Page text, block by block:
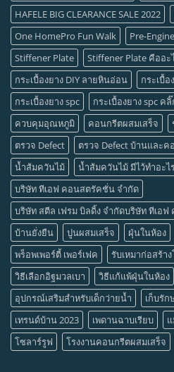
HAFELE BIG CLEARANCE SALE 2022
One HomePro Fun Walk
Pre-
Stiffener Plate
Stiffener Plate คืออะ
กระเบื้องยาง DIY ลายหินอ่อน
กระเบื้อ
กระเบื้องยาง spc
กระเบื้องยาง spc ค
ควบคุมอุณหภูมิ
คอนกรีตผสมเสร็จ
ตรวจ Defect
ตรวจ Defect บ้านและค
น้ำส้มควันไม้
น้ำส้มควันไม้ มีไว้ทำอะไ
บริษัท ทีเอฟ คอนสตรัคชั่น จำกัด
บริษัท สตีล เฟรม บิลดิ้ง จำกัดบริษัท ทีเอ
บ้านยั่งยืน
ปูนผสมเสร็จ ฝุ่นในห้อง
พร็อพเพอร์ตี้ เพอร์เฟค
รับเหมาก่อสร้าง
วิธีเลือกอิฐมวลเบา
วิธีแก้แพ้ฝุ่นในห้อง
อุปกรณ์เสริมสำหรับเด็กว่ายน้ำ
เก็บรัก
เทรนด์บ้าน 2023
เพดานฉาบเรียบ
โซลาร์รูฟ
โรงงานคอนกรีตผสมเสร็จ